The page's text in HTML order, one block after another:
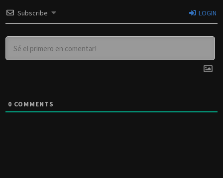
Subscribe LOGIN
0 COMMENTS